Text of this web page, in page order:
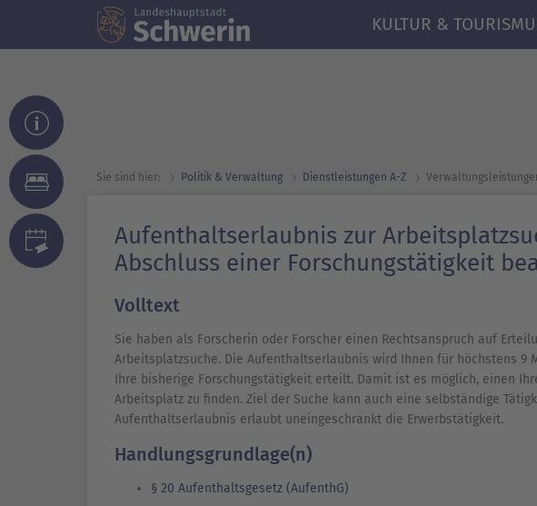
KULTUR &
Sie sind hier: Politik & Verwaltung Dienst­leistungen A-Z
Aufenthaltserlaubnis zur
Abschluss einer Forschungstätigkeit
Volltext
Sie haben als Forscherin oder Forscher einen Rechtsanspruch auf
Arbeitsplatzsuche. Die Aufenthaltserlaubnis wird Ihnen für höchstens 9
Ihre bisherige Forschungstätigkeit erteilt. Damit ist es möglich, einen
Arbeitsplatz zu finden. Ziel der Suche kann auch eine selbständige
Aufenthaltserlaubnis erlaubt uneingeschränkt die Erwerbstätigkeit.
Handlungsgrundlage(n)
§ 20 Aufenthaltsgesetz (AufenthG)